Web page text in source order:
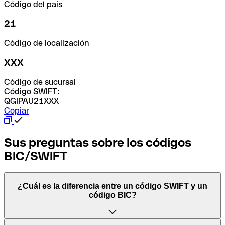
Código del país
21
Código de localización
XXX
Código de sucursal
Código SWIFT:
QGIPAU21XXX
Copiar
Sus preguntas sobre los códigos
BIC/SWIFT
¿Cuál es la diferencia entre un código SWIFT y un
código BIC?